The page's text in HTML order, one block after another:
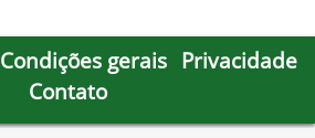
Condições gerais Privacidade
Contato